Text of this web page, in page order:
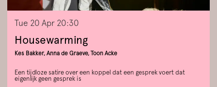
Housewarming
Kes Bakker, Anna de Graeve, Toon Acke
Een tijdloze satire over een koppel dat een gesprek voert dat
eigenlijk geen gesprek is
Tue 20 Apr 20:30